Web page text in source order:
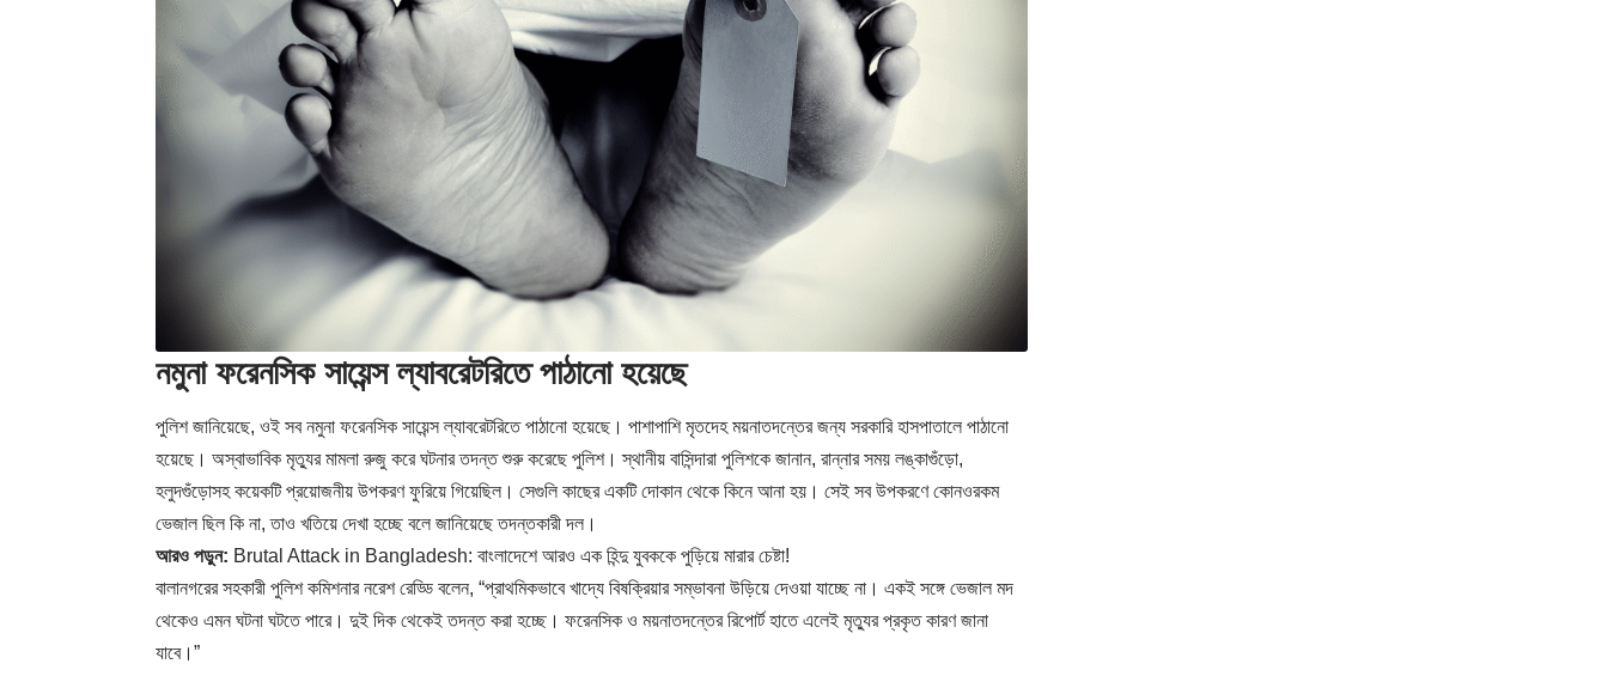
নমুনা ফরেনসিক সায়েন্স ল্যাবরেটরিতে পাঠানো হয়েছে
পুলিশ জানিয়েছে, ওই সব নমুনা ফরেনসিক সায়েন্স ল্যাবরেটরিতে পাঠানো হয়েছে। পাশাপাশি মৃতদেহ ময়নাতদন্তের জন্য সরকারি হাসপাতালে পাঠানো
হয়েছে। অস্বাভাবিক মৃত্যুর মামলা রুজু করে ঘটনার তদন্ত শুরু করেছে পুলিশ। স্থানীয় বাসিন্দারা পুলিশকে জানান, রান্নার সময় লঙ্কাগুঁড়ো,
হলুদগুঁড়োসহ কয়েকটি প্রয়োজনীয় উপকরণ ফুরিয়ে গিয়েছিল। সেগুলি কাছের একটি দোকান থেকে কিনে আনা হয়। সেই সব উপকরণে কোনওরকম
ভেজাল ছিল কি না, তাও খতিয়ে দেখা হচ্ছে বলে জানিয়েছে তদন্তকারী দল।
আরও পড়ুন: Brutal Attack in Bangladesh: বাংলাদেশে আরও এক হিন্দু যুবককে পুড়িয়ে মারার চেষ্টা!
বালানগরের সহকারী পুলিশ কমিশনার নরেশ রেড্ডি বলেন, “প্রাথমিকভাবে খাদ্যে বিষক্রিয়ার সম্ভাবনা উড়িয়ে দেওয়া যাচ্ছে না। একই সঙ্গে ভেজাল মদ
থেকেও এমন ঘটনা ঘটতে পারে। দুই দিক থেকেই তদন্ত করা হচ্ছে। ফরেনসিক ও ময়নাতদন্তের রিপোর্ট হাতে এলেই মৃত্যুর প্রকৃত কারণ জানা
যাবে।”